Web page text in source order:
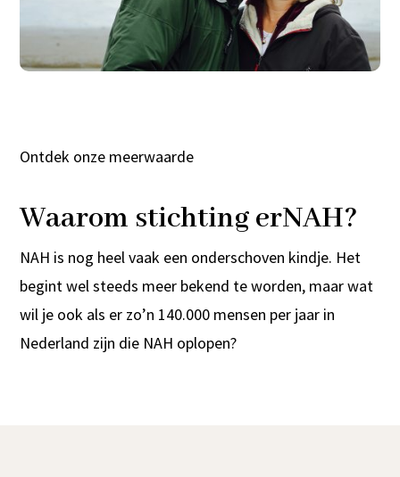
Ontdek onze meerwaarde
Waarom stichting erNAH?
NAH is nog heel vaak een onderschoven kindje. Het
begint wel steeds meer bekend te worden, maar wat
wil je ook als er zo’n 140.000 mensen per jaar in
Nederland zijn die NAH oplopen?